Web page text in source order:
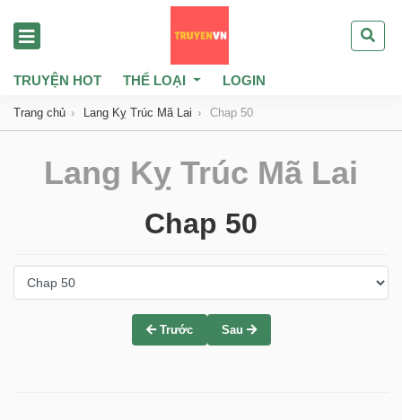
TRUYỆN HOT THỂ LOẠI LOGIN
Trang chủ Lang Kỵ Trúc Mã Lai Chap 50
Lang Kỵ Trúc Mã Lai
Chap 50
Trước Sau